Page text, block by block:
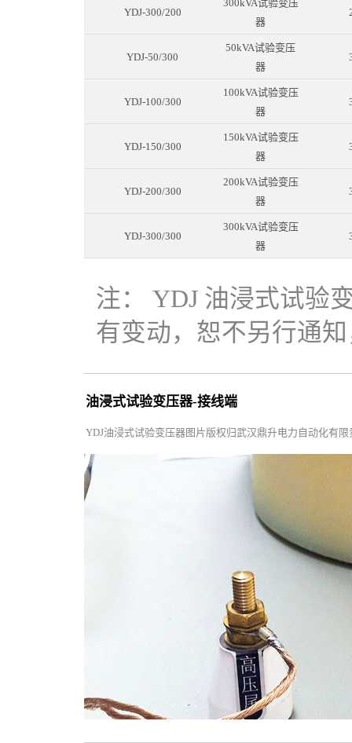
YDJ-300/200
300kVA试验变压
器
YDJ-50/300
50kVA试验变压
器
YDJ-100/300
100kVA试验变压
器
YDJ-150/300
150kVA试验变压
器
YDJ-200/300
200kVA试验变压
器
YDJ-300/300
300kVA试验变压
器
注： YDJ 油浸式试验
有变动，恕不另行通
油浸式试验变压器-接线端
YDJ油浸式试验变压器图片版权归武汉鼎升电力自动化有